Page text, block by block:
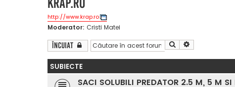
http://www.krap.ro
Moderator: Cristi Matei
Încuiat Căutare
SUBIECTE
SACI SOLUBILI PREDATOR 2.5 M, 5 M